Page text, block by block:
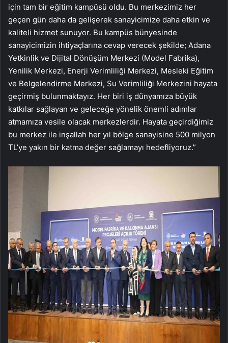
için tam bir eğitim kampüsü oldu. Bu merkezimiz her
geçen gün daha da gelişerek sanayicimize daha etkin ve
kaliteli hizmet sunuyor. Bu kampüs bünyesinde
sanayicimizin ihtiyaçlarına cevap verecek şekilde; Adana
Yetkinlik ve Dijital Dönüşüm Merkezi (Model Fabrika),
Yenilik Merkezi, Enerji Verimliliği Merkezi, Mesleki Eğitim
ve Belgelendirme Merkezi, Su Verimliliği Merkezini hayata
geçirmiş bulunmaktayız. Her biri iş dünyamıza büyük
katkılar sağlayan ve geleceğe yönelik önemli adımlar
atmamıza vesile olacak merkezlerdir. Hayata geçirdiğimiz
bu merkez ile inşallah her yıl bölge sanayisine 500 milyon
TL’ye yakın bir katma değer sağlamayı hedefliyoruz.”